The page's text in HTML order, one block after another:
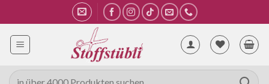
Inhalt
springen
Suche